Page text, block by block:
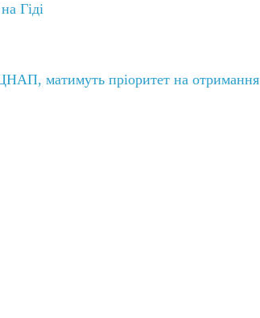
Гіді
матимуть пріоритет на отримання